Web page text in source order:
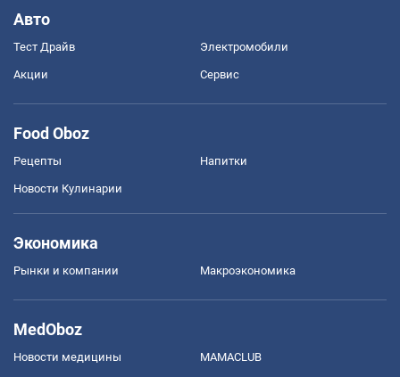
Авто
Тест Драйв Электромобили
Акции Сервис
Food Oboz
Рецепты Напитки
Новости Кулинарии
Экономика
Рынки и компании Mакроэкономика
MedOboz
Новости медицины MAMACLUB